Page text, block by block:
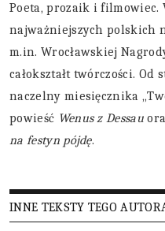
Poeta, prozaik i
najważniejszych polskich
m.in. Wrocławskiej
całokształt twórczości.
naczelny miesięcznika
powieść Wenus z Dessau
na festyn pójdę.
INNE TEKSTY TEGO